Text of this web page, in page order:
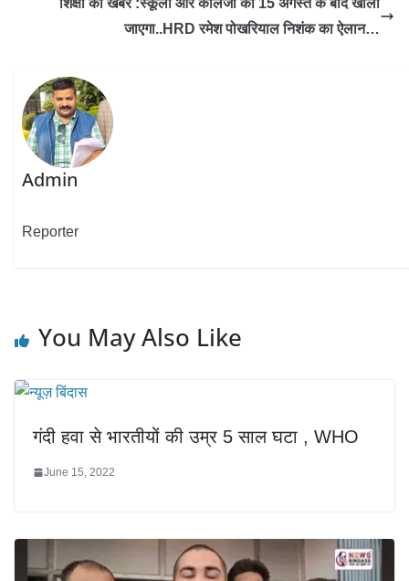
शिक्षा की खबर :स्कूलों और कॉलेजों को 15 अगस्त के बाद खोला
जाएगा..HRD रमेश पोखरियाल निशंक का ऐलान…
Admin
Reporter
You May Also Like
गंदी हवा से भारतीयों की उम्र 5 साल घटा , WHO
June 15, 2022